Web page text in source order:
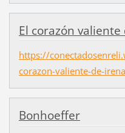
El corazón
https://
corazon-valiente-de-
Bonhoeffer